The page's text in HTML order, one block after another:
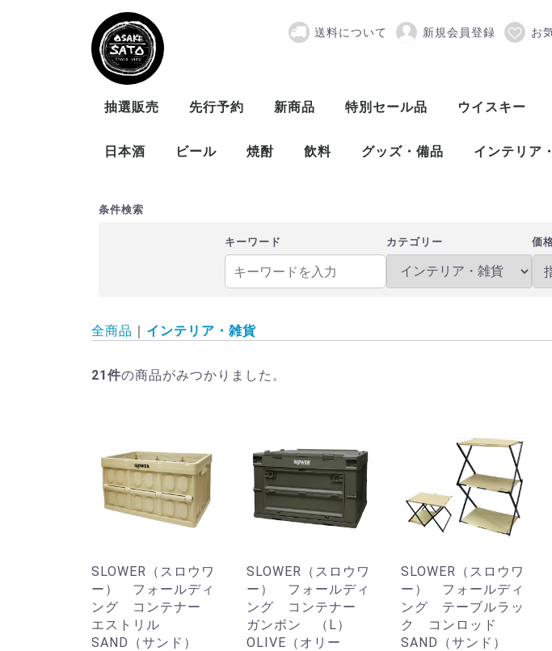
インテリア・雑貨
送料について 新規会員登録 お
抽選販売 先行予約 新商品 特別セール品 ウイスキー
スコッチウイ
アメリカンウイ
ワールドウイ
日本酒 ビール 焼酎 飲料 グッズ・備品 インテリア
条件検索
キーワード カテゴリー 価
全商品 インテリア・雑貨
21 件の商品がみつかりました。
SLOWER（スロウワ
ー） フォールディ
ング コンテナー
エストリル
SAND（サンド）
SLOWER（スロウワ
ー） フォールディ
ング コンテナー
ガンボン （L）
OLIVE（オリー
SLOWER（スロウワ
ー） フォールディ
ング テーブルラッ
ク コンロッド
SAND（サンド）